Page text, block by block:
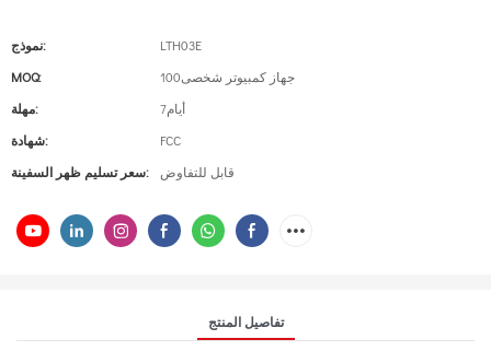
نموذج:
LTH03E
MOQ:
جهاز كمبيوتر شخصى100
مهلة:
أيام7
شهادة:
FCC
سعر تسليم ظهر السفينة:
قابل للتفاوض
تفاصيل المنتج